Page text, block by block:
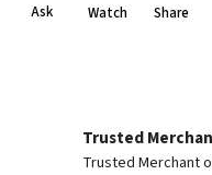
Ask Watch Share
Trusted
Trusted Merchant